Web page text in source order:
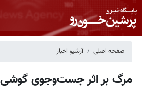
صفحه اصلی آرشیو اخبار
مرگ بر اثر جست‌وجوی گوشی